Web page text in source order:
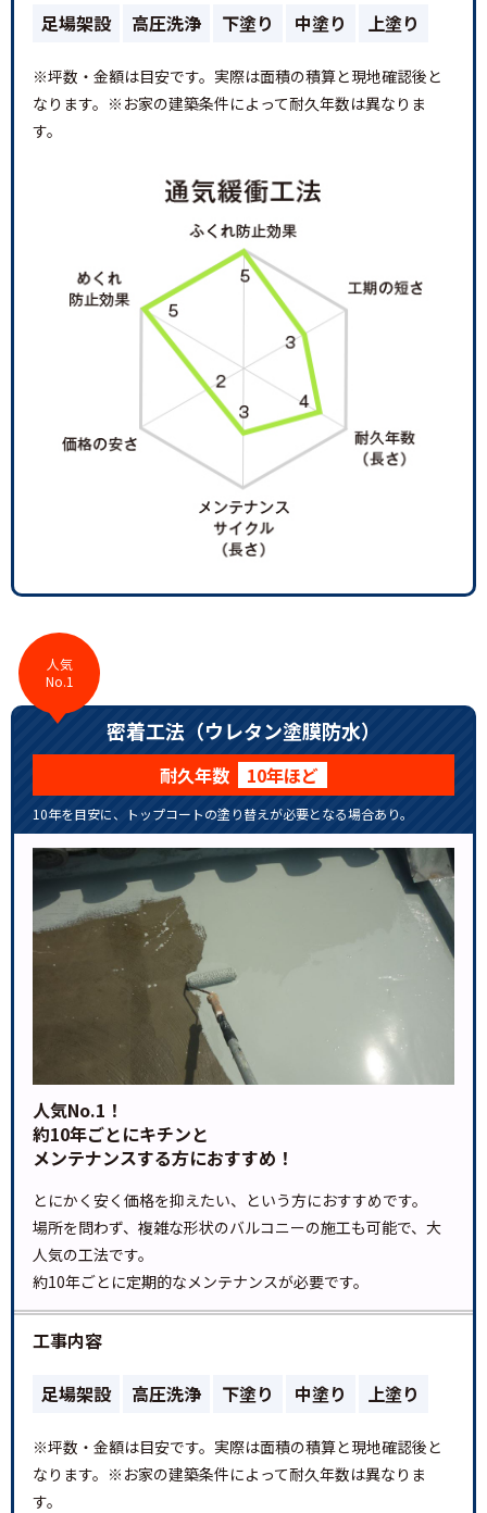
足場架設 高圧洗浄 下塗り 中塗り 上塗り
※坪数・金額は目安です。実際は面積の積算と現地確認後と
なります。※お家の建築条件によって耐久年数は異なりま
す。
人気
No.1
密着工法（ウレタン塗膜防水）
耐久年数 10年ほど
10年を目安に、トップコートの塗り替えが必要となる場合あり。
人気No.1！
約10年ごとにキチンと
メンテナンスする方におすすめ！
とにかく安く価格を抑えたい、という方におすすめです。
場所を問わず、複雑な形状のバルコニーの施工も可能で、大
人気の工法です。
約10年ごとに定期的なメンテナンスが必要です。
工事内容
足場架設 高圧洗浄 下塗り 中塗り 上塗り
※坪数・金額は目安です。実際は面積の積算と現地確認後と
なります。※お家の建築条件によって耐久年数は異なりま
す。